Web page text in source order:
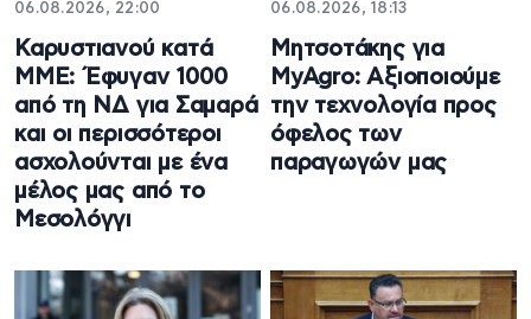
06.08.2026, 22:00
Καρυστιανού κατά
ΜΜΕ: Έφυγαν 1000
από τη ΝΔ για Σαμαρά
και οι περισσότεροι
ασχολούνται με ένα
μέλος μας από το
Μεσολόγγι
06.08.2026, 18:13
Μητσοτάκης για
MyAgro: Αξιοποιούμε
την τεχνολογία προς
όφελος των
παραγωγών μας